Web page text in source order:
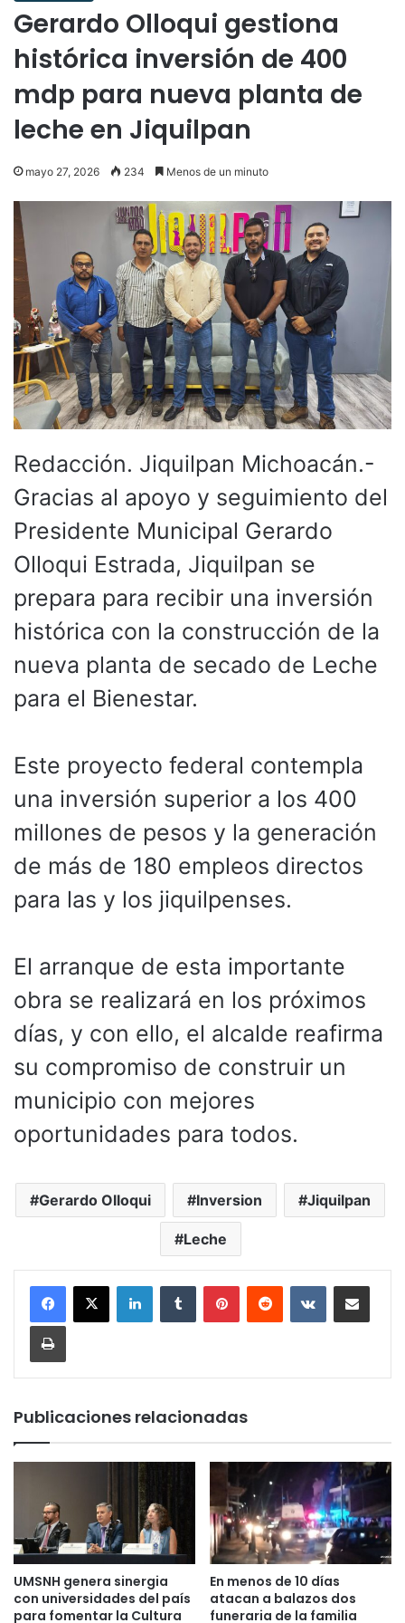
Gerardo Olloqui gestiona
histórica inversión de 400
mdp para nueva planta de
leche en Jiquilpan
mayo 27, 2026 234 Menos de un minuto
Redacción. Jiquilpan Michoacán.-
Gracias al apoyo y seguimiento del
Presidente Municipal Gerardo
Olloqui Estrada, Jiquilpan se
prepara para recibir una inversión
histórica con la construcción de la
nueva planta de secado de Leche
para el Bienestar.
Este proyecto federal contempla
una inversión superior a los 400
millones de pesos y la generación
de más de 180 empleos directos
para las y los jiquilpenses.
El arranque de esta importante
obra se realizará en los próximos
días, y con ello, el alcalde reafirma
su compromiso de construir un
municipio con mejores
oportunidades para todos.
Gerardo Olloqui Inversion Jiquilpan
Leche
LinkedInTumblr PinterestReddit VKontakteCompartir por
Imprimir
Publicaciones relacionadas
UMSNH genera sinergia
con universidades del país
para fomentar la Cultura
En menos de 10 días
atacan a balazos dos
funeraria de la familia